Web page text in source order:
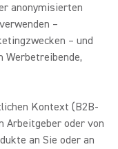
anonymisierten
–
– und
Werbetreibende,
Kontext (B2B-
Arbeitgeber oder von
an Sie oder an